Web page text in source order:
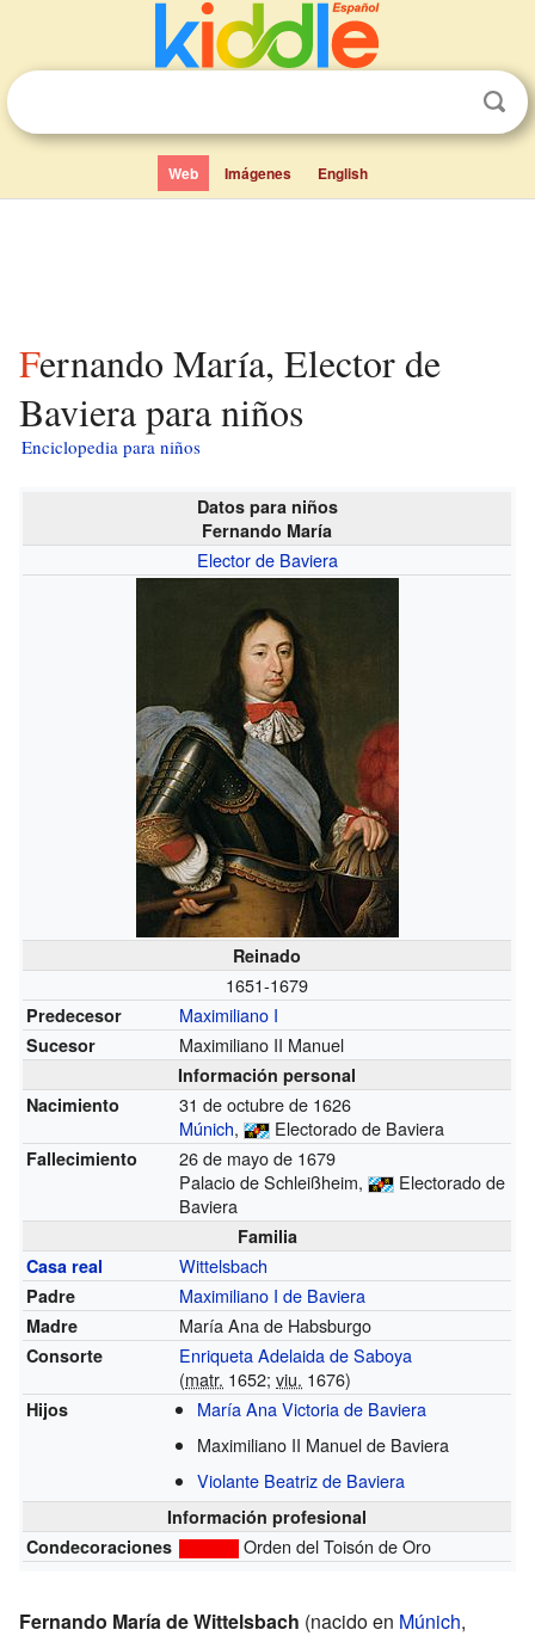
Web Imágenes English
Fernando María, Elector de
Baviera para niños
Enciclopedia para niños
Datos para niños
Fernando María
Elector de Baviera
Reinado
1651-1679
Predecesor Maximiliano I
Sucesor Maximiliano II Manuel
Información personal
Nacimiento
31 de octubre de 1626
Múnich, Electorado de Baviera
Fallecimiento
26 de mayo de 1679
Palacio de Schleißheim,
Electorado de
Baviera
Familia
Casa real
Wittelsbach
Padre Maximiliano I de Baviera
Madre María Ana de Habsburgo
Consorte
Enriqueta Adelaida de Saboya
(matr. 1652;viu. 1676)
Hijos
María Ana Victoria de Baviera
Maximiliano II Manuel de Baviera
Violante Beatriz de Baviera
Información profesional
Condecoraciones
Orden del Toisón de Oro
Fernando María de Wittelsbach (nacido en Múnich,